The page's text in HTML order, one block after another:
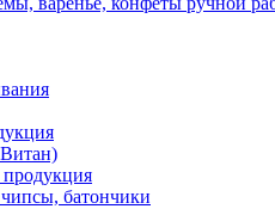
батончики